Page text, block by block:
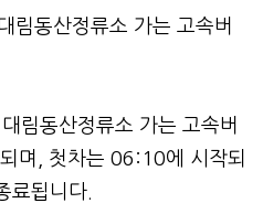
림동산정류소 가는 고속버
림동산정류소 가는 고속버
며, 첫차는 06:10에 시작되
료됩니다.